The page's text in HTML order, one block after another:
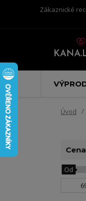
Zákaznické
Úvod
Od